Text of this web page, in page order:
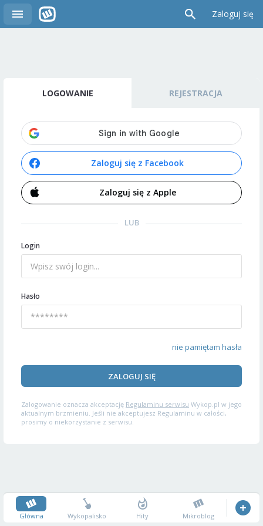
Zaloguj się
LOGOWANIE REJESTRACJA
Zaloguj się z Facebook
Zaloguj się z Apple
LUB
Login
Hasło
nie pamiętam hasła
ZALOGUJ SIĘ
Zalogowanie oznacza akceptację Regulaminu serwisu Wykop.pl w jego
aktualnym brzmieniu. Jeśli nie akceptujesz Regulaminu w całości,
prosimy o niekorzystanie z serwisu.
Główna Wykopalisko Hity Mikroblog